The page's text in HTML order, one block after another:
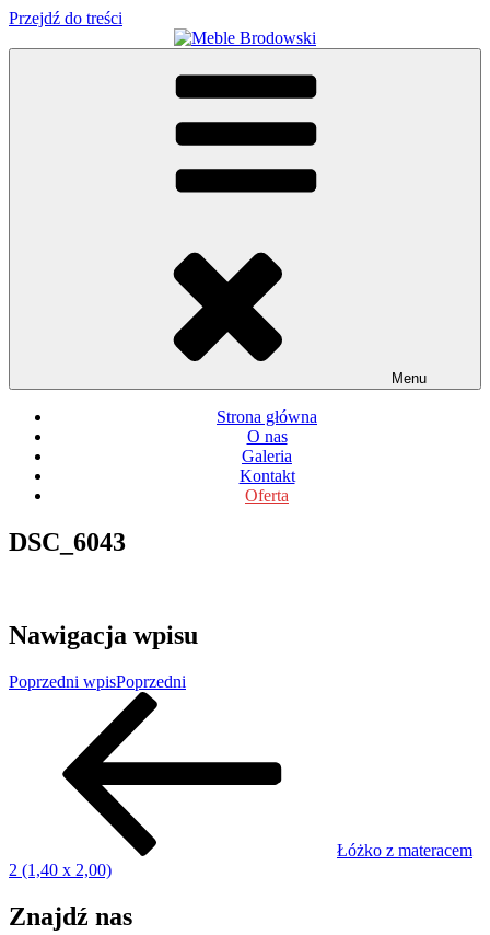
Przejdź do treści
Meble kuchenne specjalnie dla Ciebie!
Menu
Strona główna
O nas
Galeria
Kontakt
Oferta
DSC_6043
Nawigacja wpisu
Poprzedni wpisPoprzedni
Łóżko z materacem
2 (1,40 x 2,00)
Znajdź nas